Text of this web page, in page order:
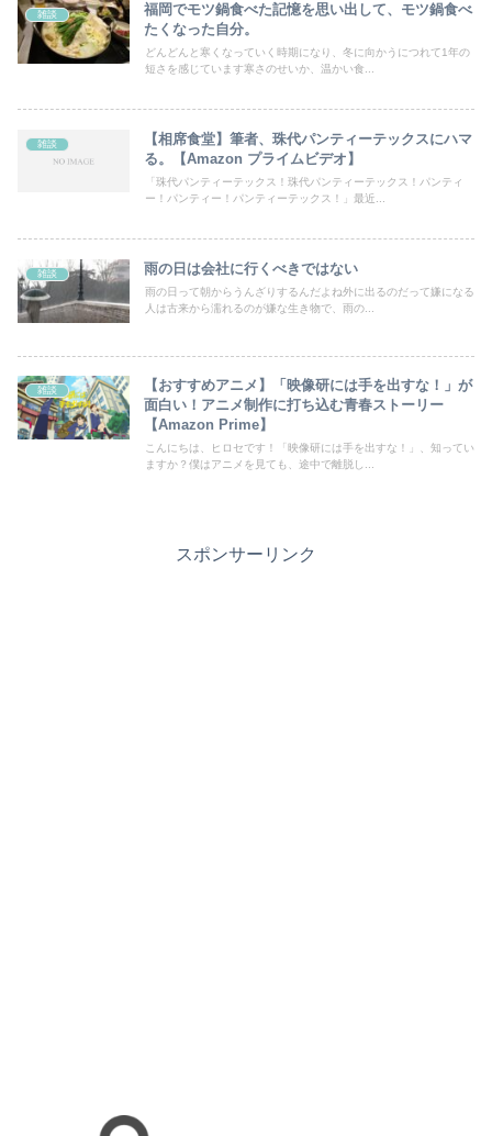
雑談
福岡でモツ鍋食べた記憶を思い出して、モツ鍋食べ
たくなった自分。
どんどんと寒くなっていく時期になり、冬に向かうにつれて1年の
短さを感じています寒さのせいか、温かい食...
雑談
【相席食堂】筆者、珠代パンティーテックスにハマ
る。【Amazon プライムビデオ】
「珠代パンティーテックス！珠代パンティーテックス！パンティ
ー！パンティー！パンティーテックス！」最近...
雑談 雨の日は会社に行くべきではない
雨の日って朝からうんざりするんだよね外に出るのだって嫌になる
人は古来から濡れるのが嫌な生き物で、雨の...
雑談
【おすすめアニメ】「映像研には手を出すな！」が
面白い！アニメ制作に打ち込む青春ストーリー
【Amazon Prime】
こんにちは、ヒロセです！「映像研には手を出すな！」、知ってい
ますか？僕はアニメを見ても、途中で離脱し...
スポンサーリンク